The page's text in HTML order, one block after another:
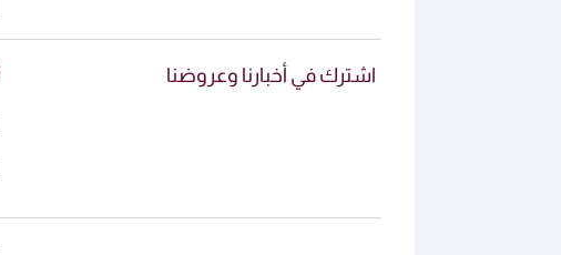
اشترك في أخبارنا وعروضنا